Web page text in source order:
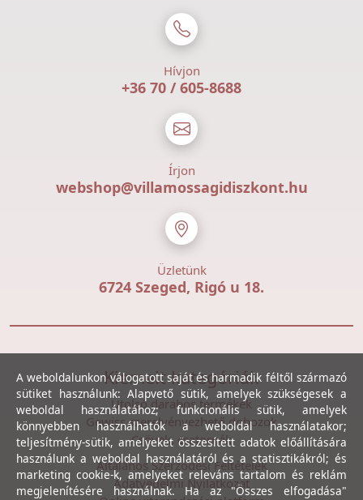
Hívjon
+36 70 / 605-8688
Írjon
webshop@villamossagidiszkont.hu
Üzletünk
6724 Szeged, Rigó u 18.
Kiemelt kategóriák
Utolsó darabos termékek
Gewiss szerelvényezhető dobozok
Csövek, csatornák
Általános Szerződési Feltételek
Adatvédelmi Nyilatkozat
A weboldalunkon válogatott saját és harmadik féltől származó
sütiket használunk: Alapvető sütik, amelyek szükségesek a
weboldal használatához; funkcionális sütik, amelyek
könnyebben használhatók a weboldal használatakor;
teljesítmény-sütik, amelyeket összesített adatok előállítására
használunk a weboldal használatáról és a statisztikákról; és
marketing cookie-k, amelyeket releváns tartalom és reklám
megjelenítésére használnak. Ha az "Összes elfogadása"